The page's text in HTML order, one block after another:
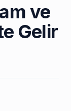
ve
Gelir